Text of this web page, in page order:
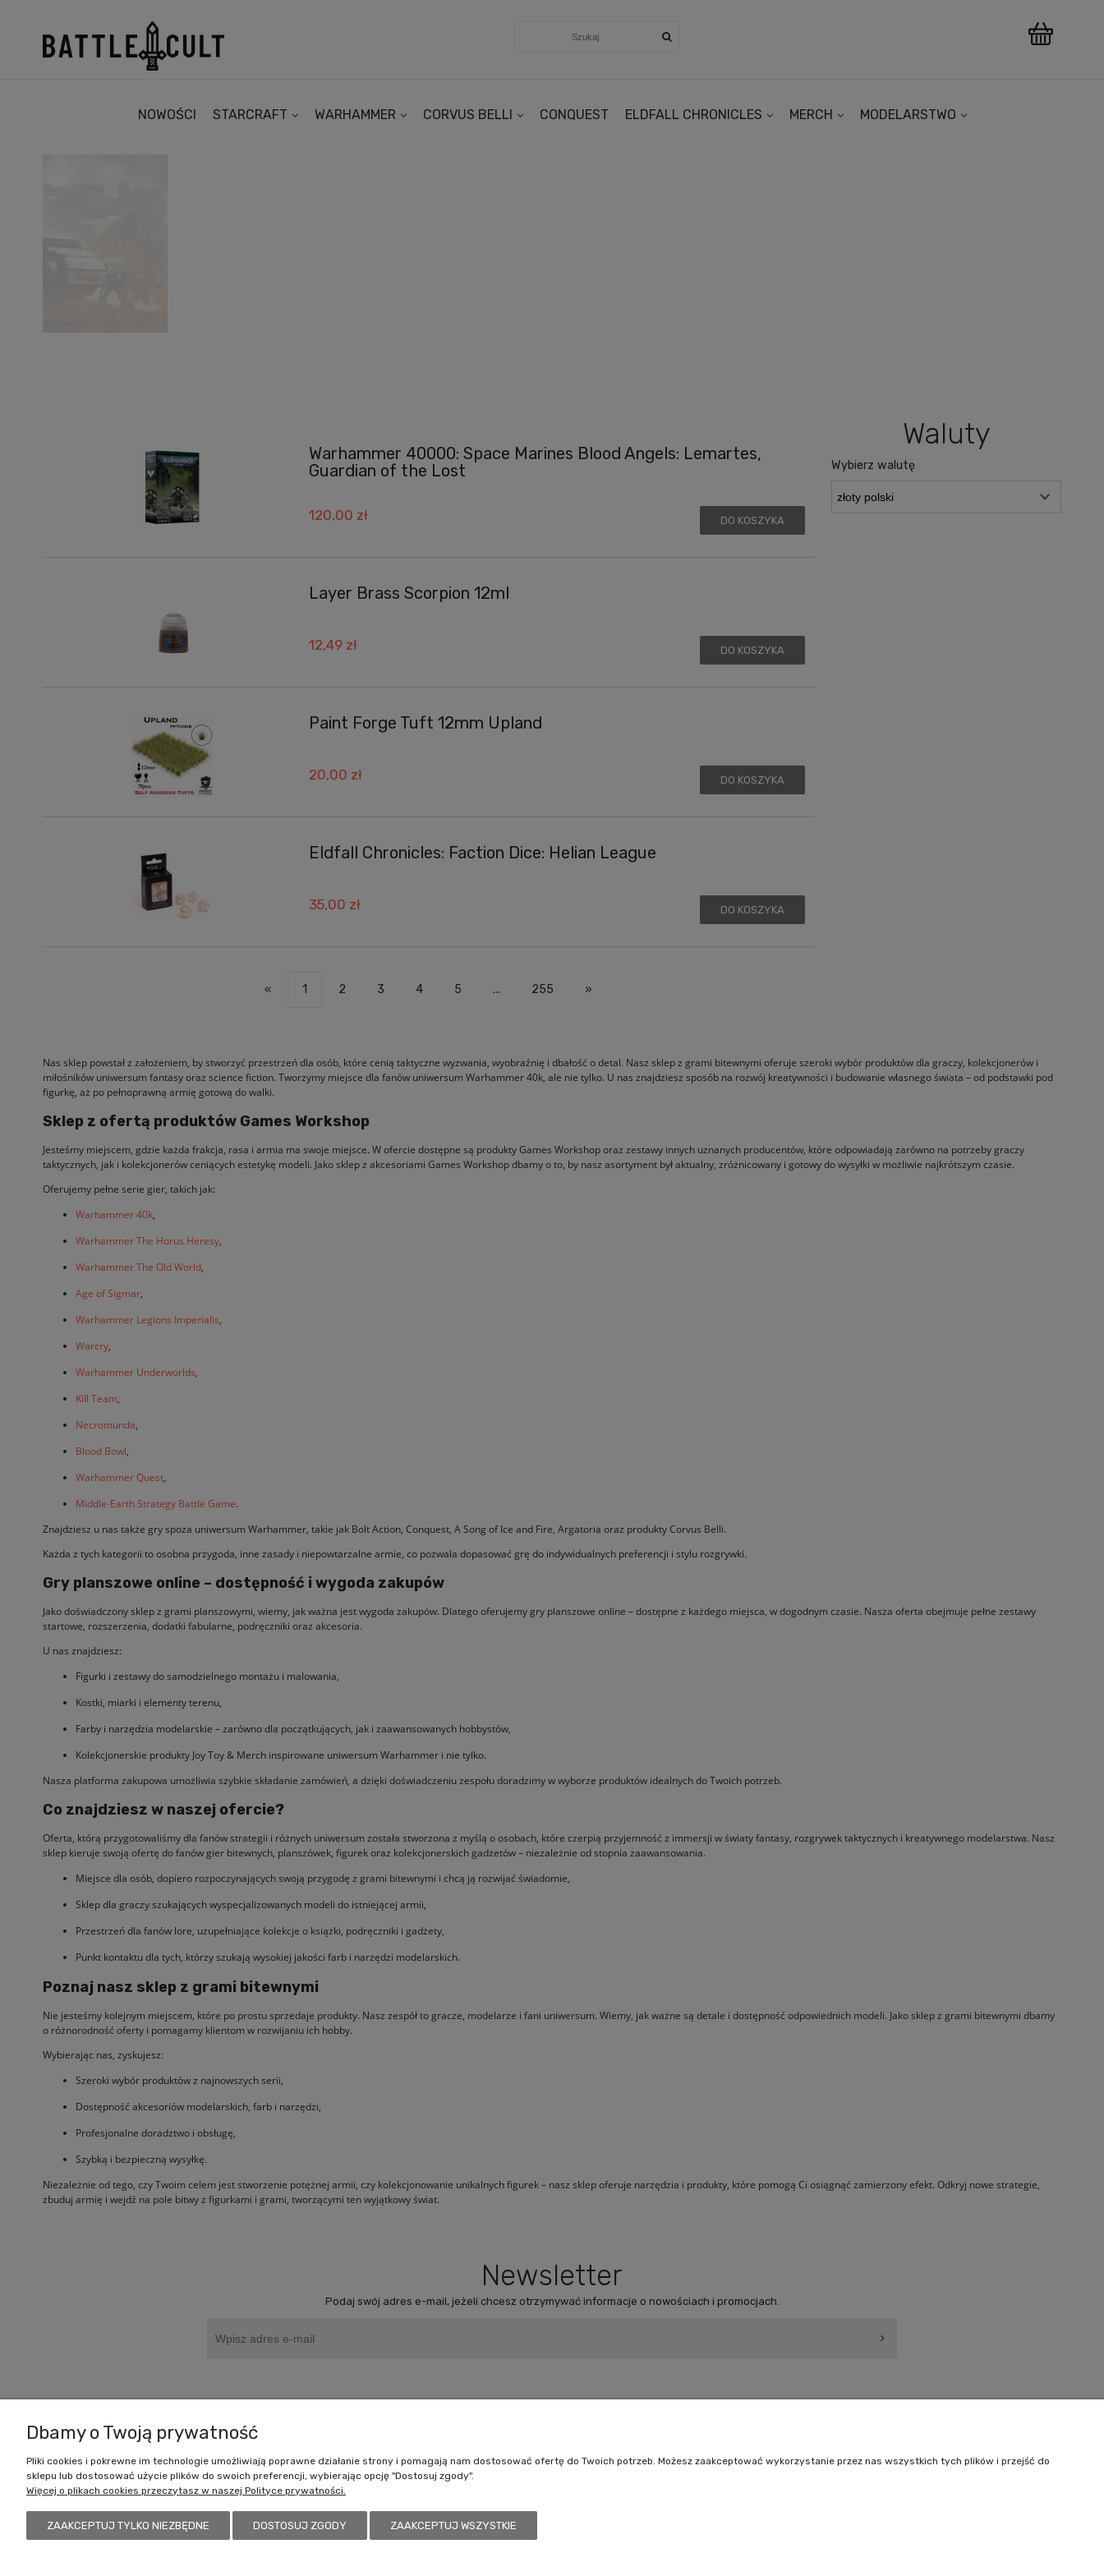
NOWOŚCI STARCRAFT WARHAMMER CORVUS BELLI CONQUEST ELDFALL CHRONICLES MERCH MODELARSTWO
Warhammer 40000: Space Marines Blood Angels: Lemartes,
Guardian of the Lost
120,00 zł DO KOSZYKA
Layer Brass Scorpion 12ml
12,49 zł DO KOSZYKA
Paint Forge Tuft 12mm Upland
20,00 zł DO KOSZYKA
Eldfall Chronicles: Faction Dice: Helian League
35,00 zł DO KOSZYKA
« 1 2 3 4 5 ... 255 »
Waluty
Wybierz walutę
Nas sklep powstał z założeniem, by stworzyć przestrzeń dla osób, które cenią taktyczne wyzwania, wyobraźnię i dbałość o detal. Nasz sklep z grami bitewnymi oferuje szeroki wybór produktów dla graczy, kolekcjonerów i
miłośników uniwersum fantasy oraz science fiction. Tworzymy miejsce dla fanów uniwersum Warhammer 40k, ale nie tylko. U nas znajdziesz sposób na rozwój kreatywności i budowanie własnego świata – od podstawki pod
figurkę, aż po pełnoprawną armię gotową do walki.
Sklep z ofertą produktów Games Workshop
Jesteśmy miejscem, gdzie każda frakcja, rasa i armia ma swoje miejsce. W ofercie dostępne są produkty Games Workshop oraz zestawy innych uznanych producentów, które odpowiadają zarówno na potrzeby graczy
taktycznych, jak i kolekcjonerów ceniących estetykę modeli. Jako sklep z akcesoriami Games Workshop dbamy o to, by nasz asortyment był aktualny, zróżnicowany i gotowy do wysyłki w możliwie najkrótszym czasie.
Oferujemy pełne serie gier, takich jak:
Warhammer 40k,
Warhammer The Horus Heresy,
Warhammer The Old World,
Age of Sigmar,
Warhammer Legions Imperialis,
Warcry,
Warhammer Underworlds,
Kill Team,
Necromunda,
Blood Bowl,
Warhammer Quest,
Middle-Earth Strategy Battle Game.
Znajdziesz u nas także gry spoza uniwersum Warhammer, takie jak Bolt Action, Conquest, A Song of Ice and Fire, Argatoria oraz produkty Corvus Belli.
Każda z tych kategorii to osobna przygoda, inne zasady i niepowtarzalne armie, co pozwala dopasować grę do indywidualnych preferencji i stylu rozgrywki.
Gry planszowe online – dostępność i wygoda zakupów
Jako doświadczony sklep z grami planszowymi, wiemy, jak ważna jest wygoda zakupów. Dlatego oferujemy gry planszowe online – dostępne z każdego miejsca, w dogodnym czasie. Nasza oferta obejmuje pełne zestawy
startowe, rozszerzenia, dodatki fabularne, podręczniki oraz akcesoria.
U nas znajdziesz:
Figurki i zestawy do samodzielnego montażu i malowania,
Kostki, miarki i elementy terenu,
Farby i narzędzia modelarskie – zarówno dla początkujących, jak i zaawansowanych hobbystów,
Kolekcjonerskie produkty Joy Toy & Merch inspirowane uniwersum Warhammer i nie tylko.
Nasza platforma zakupowa umożliwia szybkie składanie zamówień, a dzięki doświadczeniu zespołu doradzimy w wyborze produktów idealnych do Twoich potrzeb.
Co znajdziesz w naszej ofercie?
Oferta, którą przygotowaliśmy dla fanów strategii i różnych uniwersum została stworzona z myślą o osobach, które czerpią przyjemność z immersji w światy fantasy, rozgrywek taktycznych i kreatywnego modelarstwa. Nasz
sklep kieruje swoją ofertę do fanów gier bitewnych, planszówek, figurek oraz kolekcjonerskich gadżetów – niezależnie od stopnia zaawansowania.
Miejsce dla osób, dopiero rozpoczynających swoją przygodę z grami bitewnymi i chcą ją rozwijać świadomie,
Sklep dla graczy szukających wyspecjalizowanych modeli do istniejącej armii,
Przestrzeń dla fanów lore, uzupełniające kolekcje o książki, podręczniki i gadżety,
Punkt kontaktu dla tych, którzy szukają wysokiej jakości farb i narzędzi modelarskich.
Poznaj nasz sklep z grami bitewnymi
Nie jesteśmy kolejnym miejscem, które po prostu sprzedaje produkty. Nasz zespół to gracze, modelarze i fani uniwersum. Wiemy, jak ważne są detale i dostępność odpowiednich modeli. Jako sklep z grami bitewnymi dbamy
o różnorodność oferty i pomagamy klientom w rozwijaniu ich hobby.
Wybierając nas, zyskujesz:
Szeroki wybór produktów z najnowszych serii,
Dostępność akcesoriów modelarskich, farb i narzędzi,
Profesjonalne doradztwo i obsługę,
Szybką i bezpieczną wysyłkę.
Niezależnie od tego, czy Twoim celem jest stworzenie potężnej armii, czy kolekcjonowanie unikalnych figurek – nasz sklep oferuje narzędzia i produkty, które pomogą Ci osiągnąć zamierzony efekt. Odkryj nowe strategie,
zbuduj armię i wejdź na pole bitwy z figurkami i grami, tworzącymi ten wyjątkowy świat.
Newsletter
Podaj swój adres e-mail, jeżeli chcesz otrzymywać informacje o nowościach i promocjach.
Czas realizacji zamówienia
Formy płatności
Koszt dostawy
Jak kupować?
Polityka prywatności
Logowanie
O nas
Dbamy o Twoją prywatność
Pliki cookies i pokrewne im technologie umożliwiają poprawne działanie strony i pomagają nam dostosować ofertę do Twoich potrzeb. Możesz zaakceptować wykorzystanie przez nas wszystkich tych plików i przejść do
sklepu lub dostosować użycie plików do swoich preferencji, wybierając opcję "Dostosuj zgody".
Więcej o plikach cookies przeczytasz w naszej Polityce prywatności.
ZAAKCEPTUJ TYLKO NIEZBĘDNE DOSTOSUJ ZGODY ZAAKCEPTUJ WSZYSTKIE